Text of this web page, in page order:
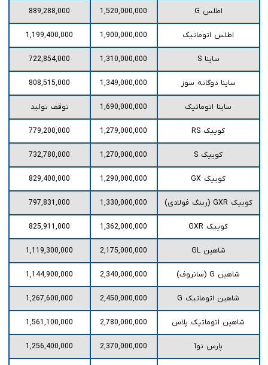
اطلس G 1,520,000,000
889,288,000
اطلس اتوماتیک 1,900,000,000
1,199,400,000
ساینا S 1,310,000,000
722,854,000
ساینا دوگانه سوز 1,349,000,000
808,515,000
ساینا اتوماتیک 1,690,000,000 توقف تولید
کوییک RS 1,279,000,000
779,200,000
کوییک S 1,270,000,000
732,780,000
کوییک GX 1,290,000,000
829,400,000
کوییک GXR (رینگ فولادی) 1,330,000,000
797,831,000
کوییک GXR 1,362,000,000
825,911,000
شاهین GL 2,175,000,000
1,119,300,000
شاهین G (سانروف) 2,340,000,000
1,144,900,000
شاهین اتوماتیک G 2,450,000,000
1,267,600,000
شاهین اتوماتیک پلاس 2,780,000,000
1,561,100,000
پارس نوآ 2,370,000,000
1,256,400,000